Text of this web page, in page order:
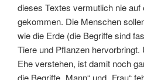
dieses Textes vermutlich nie auf
gekommen. Die Menschen
wie die Erde (die Begriffe sind
Tiere und Pflanzen
Ehe verstehen, ist damit noch
die Begriffe „Mann“ und „Frau“